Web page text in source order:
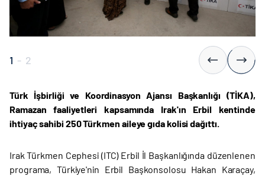
1 - 2
Türk İşbirliği ve Koordinasyon Ajansı Başkanlığı (TİKA),
Ramazan faaliyetleri kapsamında Irak'ın Erbil kentinde
ihtiyaç sahibi 250 Türkmen aileye gıda kolisi dağıttı.
Irak Türkmen Cephesi (ITC) Erbil İl Başkanlığında düzenlenen
programa, Türkiye'nin Erbil Başkonsolosu Hakan Karaçay,